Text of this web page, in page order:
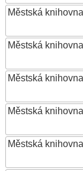
Městská
Městská
Městská
Městská
Městská